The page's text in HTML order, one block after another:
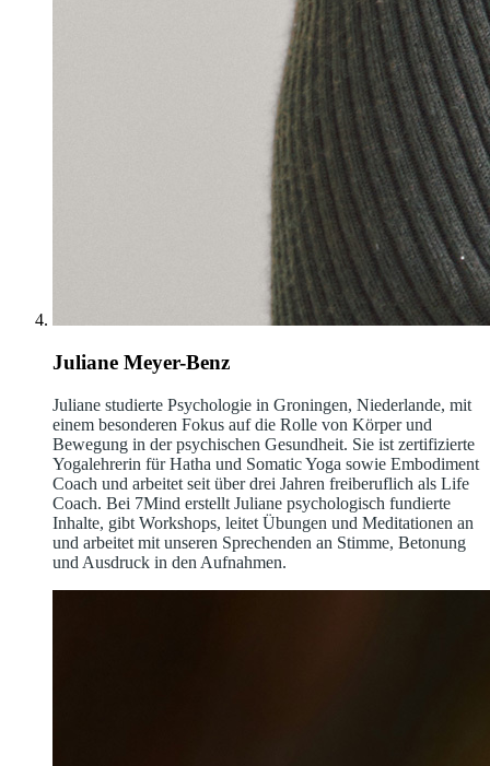
Juliane Meyer-Benz
Juliane studierte Psychologie in Groningen, Niederlande, mit
einem besonderen Fokus auf die Rolle von Körper und
Bewegung in der psychischen Gesundheit. Sie ist zertifizierte
Yogalehrerin für Hatha und Somatic Yoga sowie Embodiment
Coach und arbeitet seit über drei Jahren freiberuflich als Life
Coach. Bei 7Mind erstellt Juliane psychologisch fundierte
Inhalte, gibt Workshops, leitet Übungen und Meditationen an
und arbeitet mit unseren Sprechenden an Stimme, Betonung
und Ausdruck in den Aufnahmen.